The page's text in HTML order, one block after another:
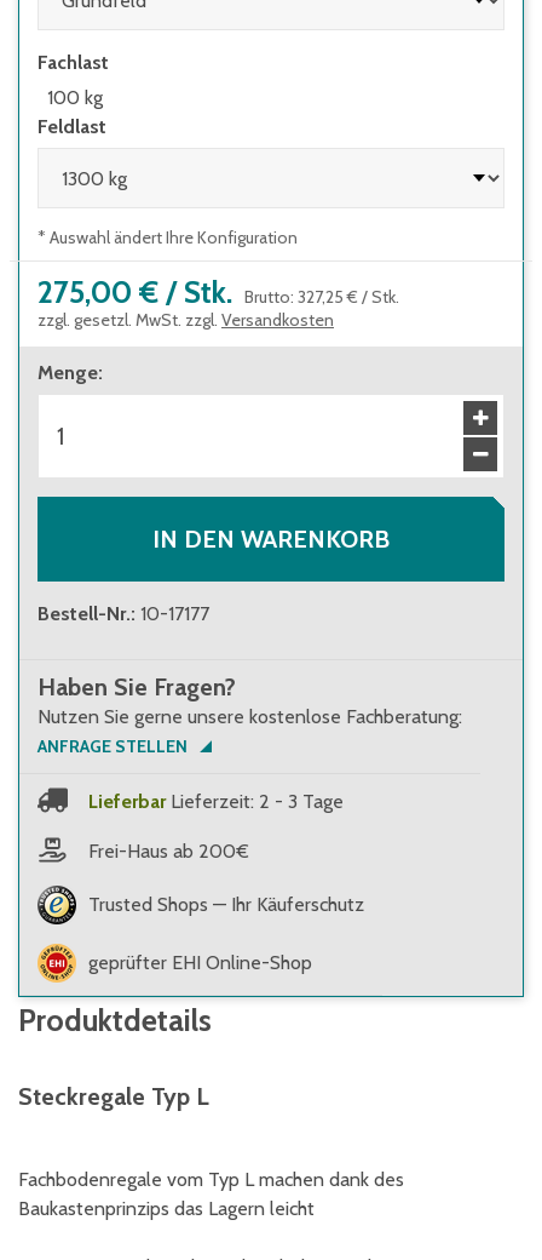
Fachlast
100 kg
Feldlast
* Auswahl ändert Ihre Konfiguration
275,00 € / Stk. Brutto: 327,25 € /Stk.
zzgl. gesetzl. MwSt. zzgl. Versandkosten
Menge:
IN DEN WARENKORB
Bestell-Nr.: 10-17177
Haben Sie Fragen?
Nutzen Sie gerne unsere kostenlose Fachberatung:
ANFRAGE STELLEN
Lieferbar Lieferzeit: 2 - 3 Tage
Frei-Haus ab 200€
Trusted Shops — Ihr Käuferschutz
geprüfter EHI Online-Shop
Produktdetails
Steckregale Typ L
Fachbodenregale vom Typ L machen dank des
Baukastenprinzips das Lagern leicht